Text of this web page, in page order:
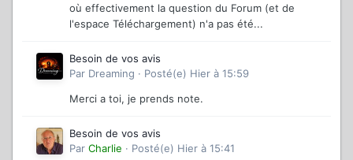
où effectivement la question du Forum (et de
l'espace Téléchargement) n'a pas été...
Besoin de vos avis
Par Dreaming · Posté(e) Hier à 15:59
Merci a toi, je prends note.
Besoin de vos avis
Par Charlie · Posté(e) Hier à 15:41